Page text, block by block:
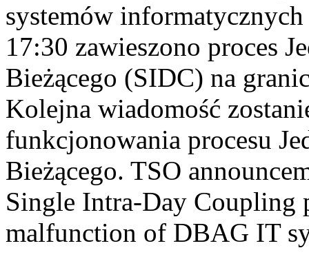
systemów
17:30 zawieszono proces
Bieżącego (SIDC) na
Kolejna wiadomość
funkcjonowania procesu
Bieżącego. TSO
Single Intra-Day Coupling
malfunction of DBAG IT